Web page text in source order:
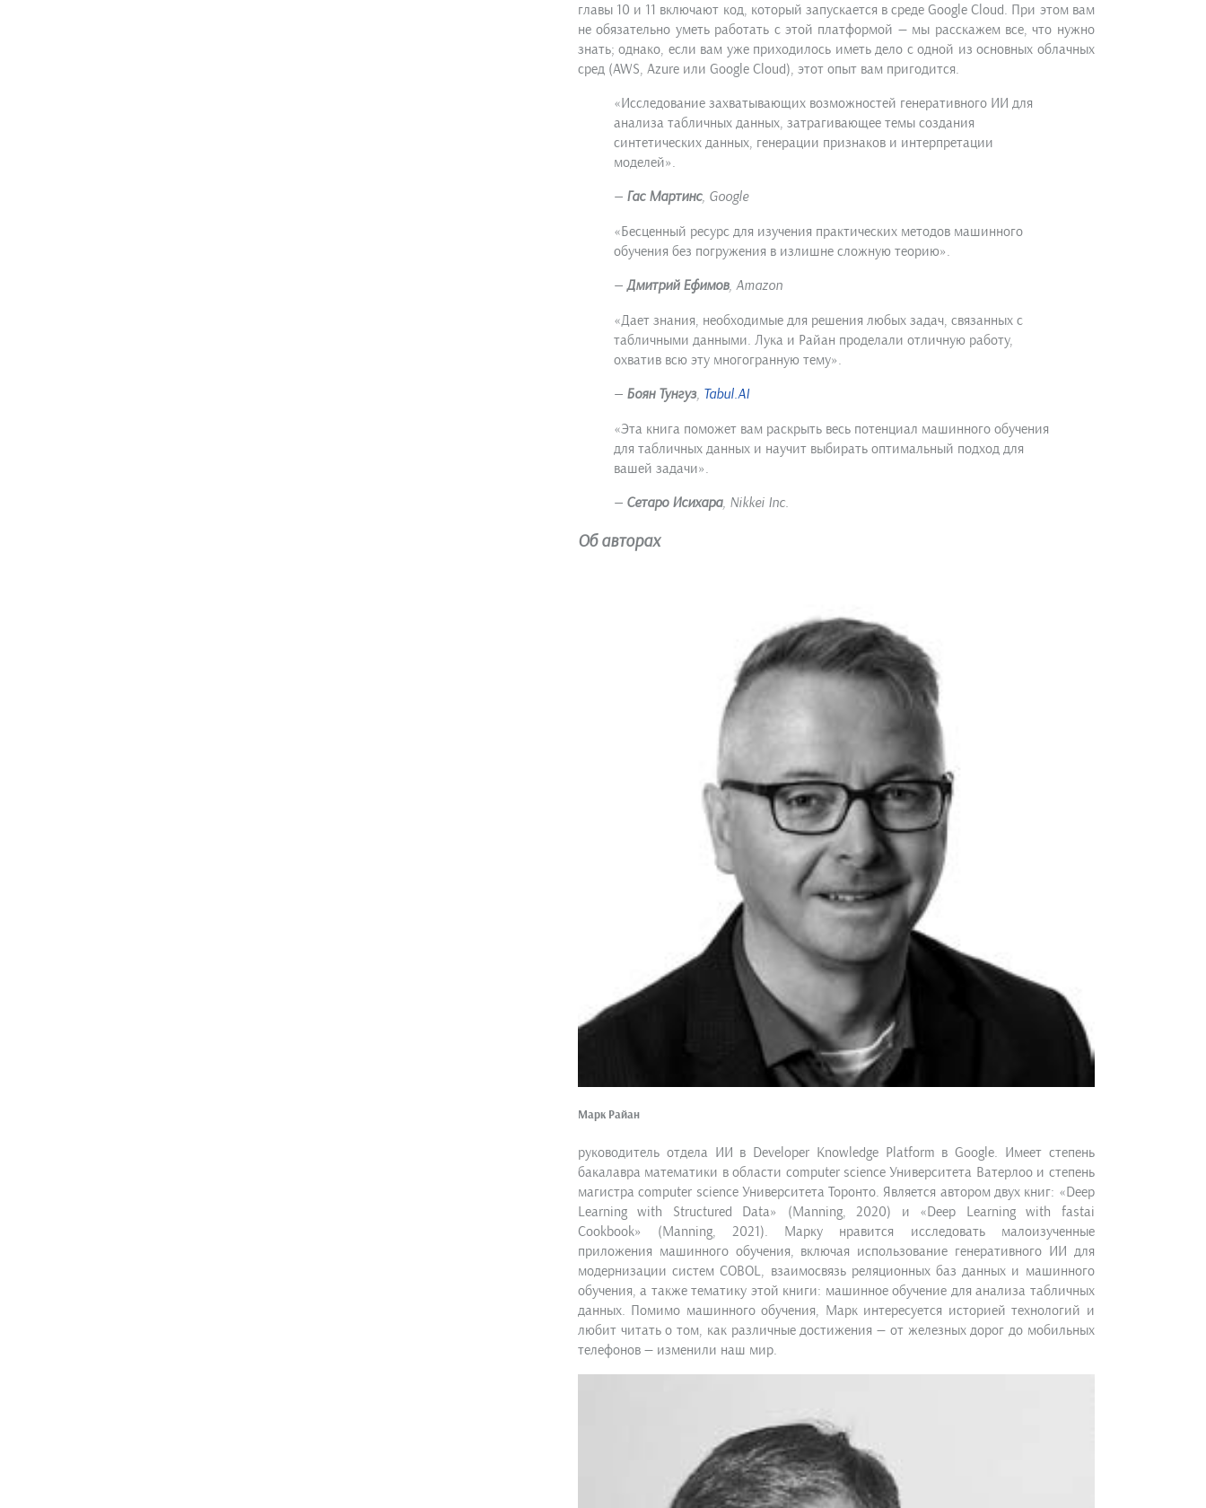
главы 10 и 11 включают код, который запускается в среде Google Cloud. При этом вам
не обязательно уметь работать с этой платформой — мы расскажем все, что нужно
знать; однако, если вам уже приходилось иметь дело с одной из основных облачных
сред (AWS, Azure или Google Cloud), этот опыт вам пригодится.
«Исследование захватывающих возможностей генеративного ИИ для
анализа табличных данных, затрагивающее темы создания
синтетических данных, генерации признаков и интерпретации
моделей».
— Гас Мартинс, Google
«Бесценный ресурс для изучения практических методов машинного
обучения без погружения в излишне сложную теорию».
— Дмитрий Ефимов, Amazon
«Дает знания, необходимые для решения любых задач, связанных с
табличными данными. Лука и Райан проделали отличную работу,
охватив всю эту многогранную тему».
— Боян Тунгуз, Tabul.AI
«Эта книга поможет вам раскрыть весь потенциал машинного обучения
для табличных данных и научит выбирать оптимальный подход для
вашей задачи».
— Сетаро Исихара, Nikkei Inc.
Об авторах
Марк Райан
руководитель отдела ИИ в Developer Knowledge Platform в Google. Имеет степень
бакалавра математики в области computer science Университета Ватерлоо и степень
магистра computer science Университета Торонто. Является автором двух книг: «Deep
Learning with Structured Data» (Manning, 2020) и «Deep Learning with fastai
Cookbook» (Manning, 2021). Марку нравится исследовать малоизученные
приложения машинного обучения, включая использование генеративного ИИ для
модернизации систем COBOL, взаимосвязь реляционных баз данных и машинного
обучения, а также тематику этой книги: машинное обучение для анализа табличных
данных. Помимо машинного обучения, Марк интересуется историей технологий и
любит читать о том, как различные достижения — от железных дорог до мобильных
телефонов — изменили наш мир.